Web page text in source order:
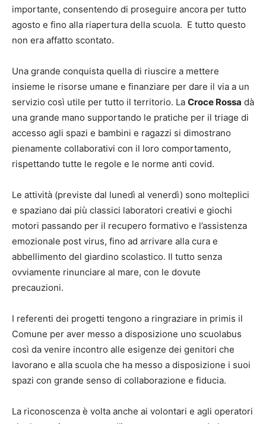
importante, consentendo di proseguire ancora per tutto
agosto e fino alla riapertura della scuola. E tutto questo
non era affatto scontato.
Una grande conquista quella di riuscire a mettere
insieme le risorse umane e finanziare per dare il via a un
servizio così utile per tutto il territorio. La Croce Rossa dà
una grande mano supportando le pratiche per il triage di
accesso agli spazi e bambini e ragazzi si dimostrano
pienamente collaborativi con il loro comportamento,
rispettando tutte le regole e le norme anti covid.
Le attività (previste dal lunedì al venerdì) sono molteplici
e spaziano dai più classici laboratori creativi e giochi
motori passando per il recupero formativo e l’assistenza
emozionale post virus, fino ad arrivare alla cura e
abbellimento del giardino scolastico. Il tutto senza
ovviamente rinunciare al mare, con le dovute
precauzioni.
I referenti dei progetti tengono a ringraziare in primis il
Comune per aver messo a disposizione uno scuolabus
così da venire incontro alle esigenze dei genitori che
lavorano e alla scuola che ha messo a disposizione i suoi
spazi con grande senso di collaborazione e fiducia.
La riconoscenza è volta anche ai volontari e agli operatori